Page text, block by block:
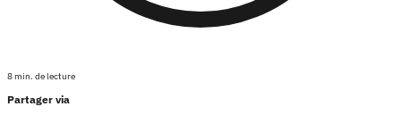
8 min. de lecture
Partager via